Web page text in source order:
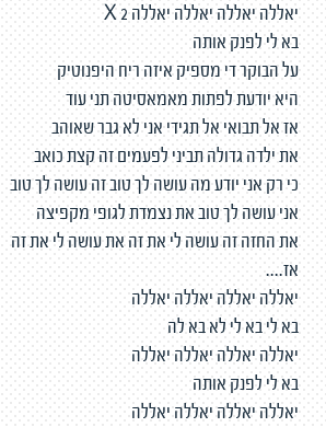
יאללה יאללה יאללה יאללה X 2
בא לי לפנק אותה
על הבוקר די מספיק איזה ריח היפנוטיק
היא יודעת לפתות מאמאסיטה תני עוד
אז אל תבואי אל תגידי אני לא גבר שאוהב
את ילדה גדולה תביני לפעמים זה קצת כואב
כי רק אני יודע מה עושה לך טוב זה עושה לך טוב
אני עושה לך טוב את נצמדת לגופי מקפיצה
את החזה זה עושה לי את זה את עושה לי את זה
אז....
יאללה יאללה יאללה יאללה
בא לי בא לי לא בא לה
יאללה יאללה יאללה יאללה
בא לי לפנק אותה
יאללה יאללה יאללה יאללה